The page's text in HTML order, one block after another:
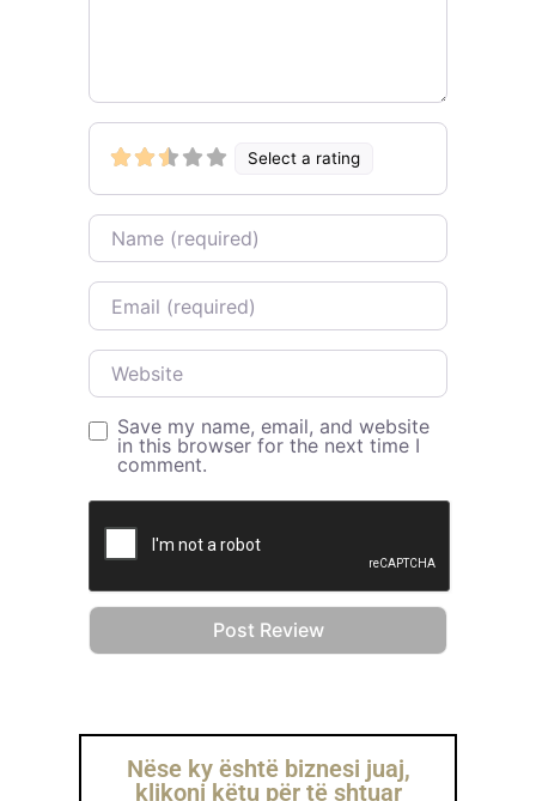
Select a rating
Name
Email
Website
Save my name, email, and website
in this browser for the next time I
comment.
Nëse ky është biznesi juaj,
klikoni këtu për të shtuar